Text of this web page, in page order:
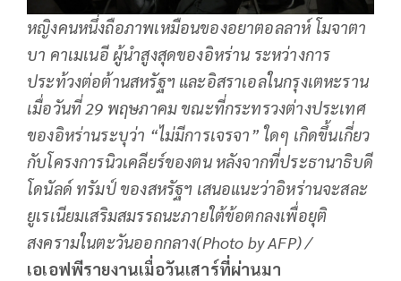
หญิงคนหนึ่งถือภาพเหมือนของอยาตอลลาห์ โมจาตา
บา คาเมเนอี ผู้นำสูงสุดของอิหร่าน ระหว่างการ
ประท้วงต่อต้านสหรัฐฯ และอิสราเอลในกรุงเตหะราน
เมื่อวันที่ 29 พฤษภาคม ขณะที่กระทรวงต่างประเทศ
ของอิหร่านระบุว่า “ไม่มีการเจรจา” ใดๆ เกิดขึ้นเกี่ยว
กับโครงการนิวเคลียร์ของตน หลังจากที่ประธานาธิบดี
โดนัลด์ ทรัมป์ ของสหรัฐฯ เสนอแนะว่าอิหร่านจะสละ
ยูเรเนียมเสริมสมรรถนะภายใต้ข้อตกลงเพื่อยุติ
สงครามในตะวันออกกลาง(Photo by AFP) /
เอเอฟพีรายงานเมื่อวันเสาร์ที่ผ่านมา